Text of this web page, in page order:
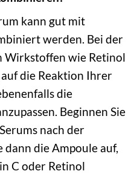
kann gut mit
werden. Bei der
Wirkstoffen wie Retinol
die Reaktion Ihrer
die
Beginnen Sie
nach der
dann die Ampoule auf,
C oder Retinol